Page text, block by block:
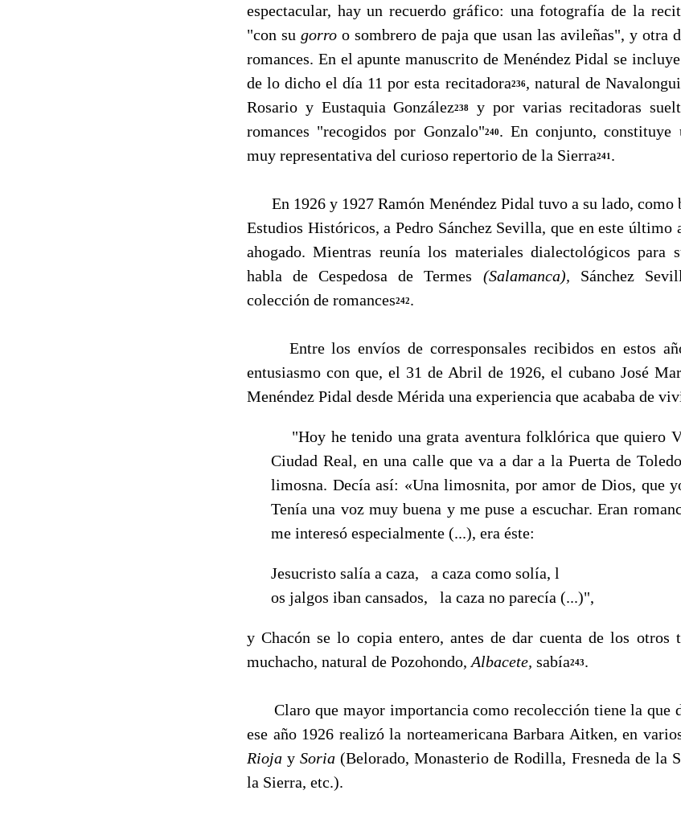
espectacular, hay un recuerdo gráfico: una fotografía de la
"con sugorroo som­brero de paja que usan las avileñas", y otra
romances. En el apunte ma­nuscrito de Menéndez Pidal se
de lo dicho el día 11 por esta re­citadora236, natural de
Rosario y Eustaquia González238 y por varias recitadoras
romances "recogidos por Gonzalo"240. En conjunto, constituye
muy representativa del curioso repertorio de la Sierra241 .
En 1926 y 1927 Ramón Menéndez Pidal tuvo a su lado, como
Es­tudios Históricos, a Pedro Sánchez Sevilla, que en este último
ahogado. Mientras reunía los materiales dialectológicos para
habla de Cespedosa de Termes (Salamanca), Sánchez
colección de romances242.
Entre los envíos de corresponsales recibidos en estos
entusiasmo con que, el 31 de Abril de 1926, el cubano José
Menéndez Pidal desde Mérida una experiencia que acababa de
"Hoy he tenido una grata aventura folklórica que quiero
Ciudad Real, en una calle que va a dar a la Puerta de
limosna. Decía así: «Una limosnita, por amor de Dios, que
Tenía una voz muy buena y me puse a escuchar. Eran
me interesó especialmente (...), era éste:
Jesucristo salía a caza, a caza como solía, l
os jalgos iban cansados, la caza no parecía (...)",
y Chacón se lo copia entero, antes de dar cuenta de los otros
muchacho, natural de Pozohondo, Albacete, sabía243.
Claro que mayor importancia como recolección tiene la que
ese año 1926 realizó la norteamericana Barbara Aitken, en
RiojaySoria(Belorado, Monasterio de Rodilla, Fresneda de la
la Sierra, etc.).